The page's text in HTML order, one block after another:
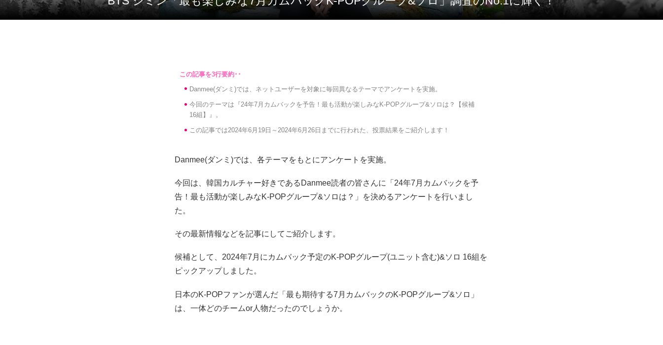
Danmee(ダンミ)では、ネットユーザーを対象に毎回異なるテーマでアンケートを実施。
今回のテーマは『24年7月カムバックを予告！最も活動が楽しみなK-POPグループ&ソロは？【候補
16組】』。
この記事では2024年6月19日～2024年6月26日までに行われた、投票結果をご紹介します！
Danmee(ダンミ)では、各テーマをもとにアンケートを実施。
今回は、韓国カルチャー好きであるDanmee読者の皆さんに「24年7月カムバックを予
告！最も活動が楽しみなK-POPグループ&ソロは？」を決めるアンケートを行いまし
た。
その最新情報などを記事にしてご紹介します。
候補として、2024年7月にカムバック予定のK-POPグループ(ユニット含む)&ソロ 16組を
ピックアップしました。
日本のK-POPファンが選んだ「最も期待する7月カムバックのK-POPグループ&ソロ」
は、一体どのチームor人物だったのでしょうか。